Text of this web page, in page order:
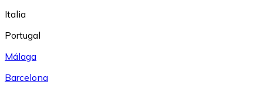
Italia
Portugal
Málaga
Barcelona